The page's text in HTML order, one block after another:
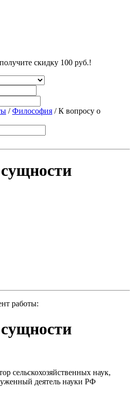
скидку 100 руб.!
/Философия / К вопросу о
работы:
сельскохозяйственных наук,
деятель науки РФ